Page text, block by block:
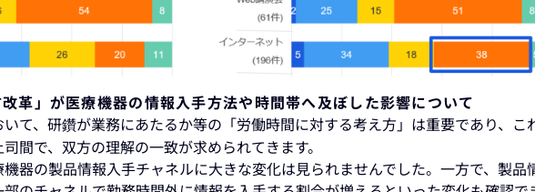
改革」が医療機器の情報入手方法や時間帯へ及ぼした影響について
いて、研鑽が業務にあたるか等の「労働時間に対する考え方」は重要であり、こ
間で、双方の理解の一致が求められてきます。
器の製品情報入手チャネルに大きな変化は見られませんでした。一方で、製品